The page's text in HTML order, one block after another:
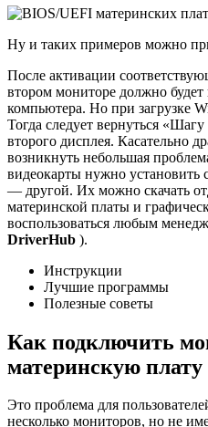
Ну и таких примеров можно
После активации
втором мониторе должно
компьютера. Но при загрузке
Тогда следует вернуться
второго дисплея. Касательно
возникнуть небольшая
видеокарты нужно установить
— другой. Их можно скачать
материнской платы и
воспользоваться любым
DriverHub ).
Инструкции
Лучшие программы
Полезные советы
Как подключить
материнскую плату
Это проблема для
несколько мониторов, но не